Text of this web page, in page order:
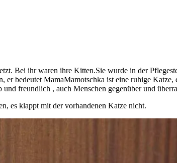
Bei ihr waren ihre Kitten.Sie wurde in der
bedeutet MamaMamotschka ist eine ruhige
freundlich , auch Menschen gegenüber und
es klappt mit der vorhandenen Katze nicht.